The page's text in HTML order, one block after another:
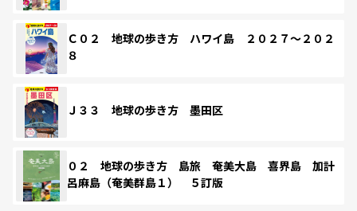
Ｃ０２ 地球の歩き方 ハワイ島 ２０２７～２０２
８
Ｊ３３ 地球の歩き方 墨田区
０２ 地球の歩き方 島旅 奄美大島 喜界島 加計
呂麻島（奄美群島１） ５訂版